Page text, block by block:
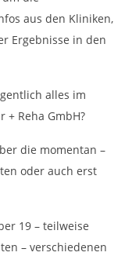
aus den Kliniken,
Ergebnisse in den
alles im
+ Reha GmbH?
die momentan –
oder auch erst
19 – teilweise
– verschiedenen